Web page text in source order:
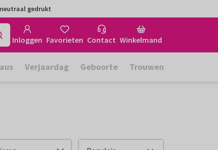
gedrukt
Inloggen Favorieten Contact Winkelmand
Verjaardag Geboorte Trouwen